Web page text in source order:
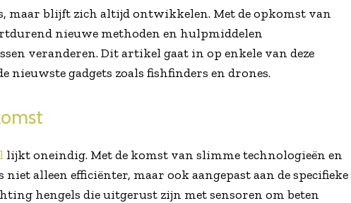
maar blijft zich altijd ontwikkelen. Met de opkomst van
nieuwe methoden en hulpmiddelen
veranderen. Dit artikel gaat in op enkele van deze
gadgets zoals fishfinders en drones.
lijkt oneindig. Met de komst van slimme technologieën en
alleen efficiënter, maar ook aangepast aan de specifieke
hengels die uitgerust zijn met sensoren om beten